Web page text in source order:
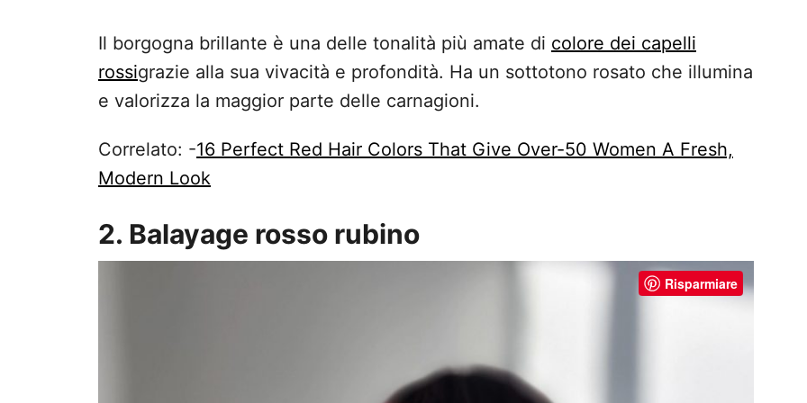
Il borgogna brillante è una delle tonalità più amate di colore dei capelli
rossigrazie alla sua vivacità e profondità. Ha un sottotono rosato che illumina
e valorizza la maggior parte delle carnagioni.
Correlato: -16 Perfect Red Hair Colors That Give Over-50 Women A Fresh,
Modern Look
2. Balayage rosso rubino
Risparmiare